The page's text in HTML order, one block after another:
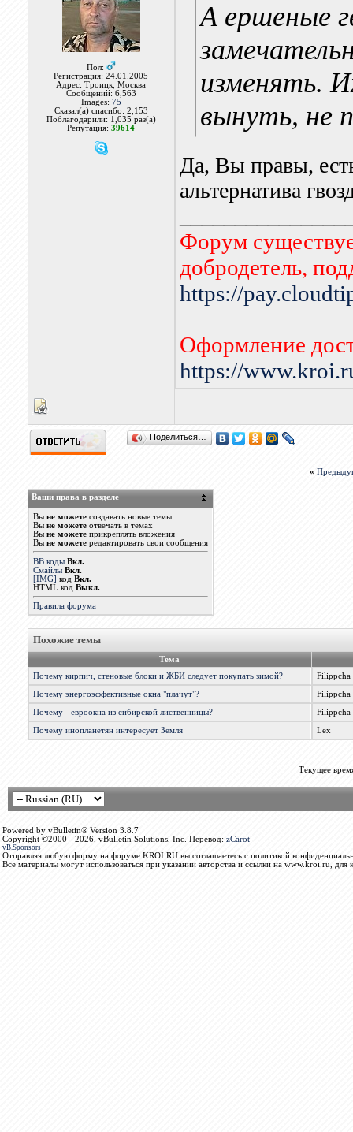
Пол:
Регистрация: 24.01.2005
Адрес: Троицк, Москва
Сообщений: 6,563
Images: 75
Сказал(а) спасибо: 2,153
Поблагодарили: 1,035 раз(а)
Репутация:39614
А ершеные
изменять.
вынуть, не
Да, Вы правы,
альтернатива
Форум
добродетель,
https://
Оформление
https://
Поделиться…
«
Ваши права в разделе
Вы не можетесоздавать новые темы
Вы не можетеотвечать в темах
Вы не можетеприкреплять вложения
Вы не можетередактировать свои сообщения
BB коды Вкл.
Смайлы Вкл.
[IMG] код Вкл.
HTML код Выкл.
Правила форума
Похожие темы
Тема
Почему кирпич, стеновые блоки и ЖБИ следует покупать зимой?
Filippcha
Почему энергоэффективные окна "плачут"? Filippcha
Почему - евроокна из сибирской лиственницы? Filippcha
Почему инопланетян интересует Земля Lex
Текущее
Powered by vBulletin® Version 3.8.7
Copyright ©2000 - 2026, vBulletin Solutions, Inc. Перевод: zCarot
vB.Sponsors
Отправляя любую форму на форуме KROI.RU вы соглашаетесь с политикой
Все материалы могут использоваться при указании авторства и ссылки на www.kroi.ru, для